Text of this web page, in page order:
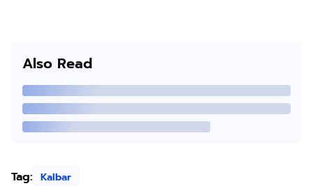
Also Read
Tag: Kalbar